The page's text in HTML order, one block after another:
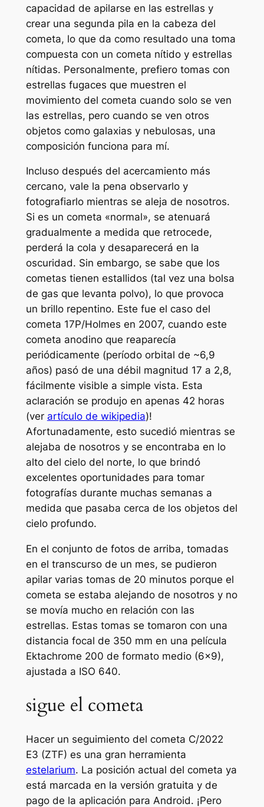
capacidad de apilarse en las estrellas y
crear una segunda pila en la cabeza del
cometa, lo que da como resultado una toma
compuesta con un cometa nítido y estrellas
nítidas. Personalmente, prefiero tomas con
estrellas fugaces que muestren el
movimiento del cometa cuando solo se ven
las estrellas, pero cuando se ven otros
objetos como galaxias y nebulosas, una
composición funciona para mí.
Incluso después del acercamiento más
cercano, vale la pena observarlo y
fotografiarlo mientras se aleja de nosotros.
Si es un cometa «normal», se atenuará
gradualmente a medida que retrocede,
perderá la cola y desaparecerá en la
oscuridad. Sin embargo, se sabe que los
cometas tienen estallidos (tal vez una bolsa
de gas que levanta polvo), lo que provoca
un brillo repentino. Este fue el caso del
cometa 17P/Holmes en 2007, cuando este
cometa anodino que reaparecía
periódicamente (período orbital de ~6,9
años) pasó de una débil magnitud 17 a 2,8,
fácilmente visible a simple vista. Esta
aclaración se produjo en apenas 42 horas
(ver artículo de wikipedia)!
Afortunadamente, esto sucedió mientras se
alejaba de nosotros y se encontraba en lo
alto del cielo del norte, lo que brindó
excelentes oportunidades para tomar
fotografías durante muchas semanas a
medida que pasaba cerca de los objetos del
cielo profundo.
En el conjunto de fotos de arriba, tomadas
en el transcurso de un mes, se pudieron
apilar varias tomas de 20 minutos porque el
cometa se estaba alejando de nosotros y no
se movía mucho en relación con las
estrellas. Estas tomas se tomaron con una
distancia focal de 350 mm en una película
Ektachrome 200 de formato medio (6×9),
ajustada a ISO 640.
sigue el cometa
Hacer un seguimiento del cometa C/2022
E3 (ZTF) es una gran herramienta
estelarium. La posición actual del cometa ya
está marcada en la versión gratuita y de
pago de la aplicación para Android. ¡Pero